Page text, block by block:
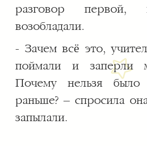
разговор
возобладали.
- Зачем всё это,
поймали и заперли
Почему нельзя было
раньше? – спросила
запылали.